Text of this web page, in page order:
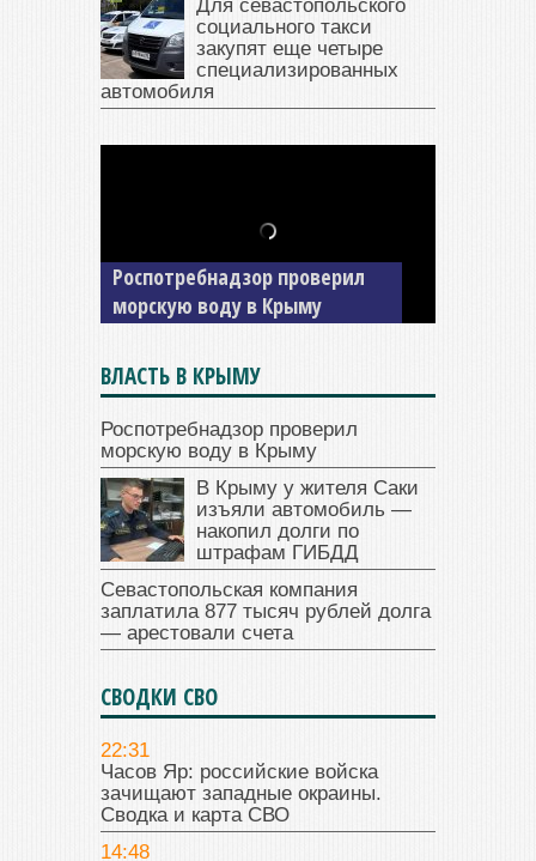
Для севастопольского
социального такси
закупят еще четыре
специализированных
автомобиля
Роспотребнадзор проверил
морскую воду в Крыму
В Крыму у жителя Саки
изъяли автомобиль —
накопил долги по штрафам
ГИБДД
ВЛАСТЬ В КРЫМУ
Роспотребнадзор проверил
морскую воду в Крыму
В Крыму у жителя Саки
изъяли автомобиль —
накопил долги по
штрафам ГИБДД
Севастопольская компания
заплатила 877 тысяч рублей долга
— арестовали счета
СВОДКИ СВО
22:31
Часов Яр: российские войска
зачищают западные окраины.
Сводка и карта СВО
14:48